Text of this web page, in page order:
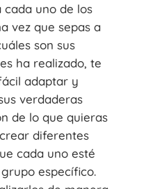
cada uno de los
vez que sepas a
son sus
ha realizado, te
adaptar y
verdaderas
de lo que quieras
diferentes
cada uno esté
específico.